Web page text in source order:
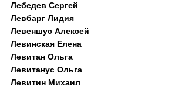
Лебедев Сергей
Левбарг Лидия
Левеншус Алексей
Левинская Елена
Левитан Ольга
Левитанус Ольга
Левитин Михаил